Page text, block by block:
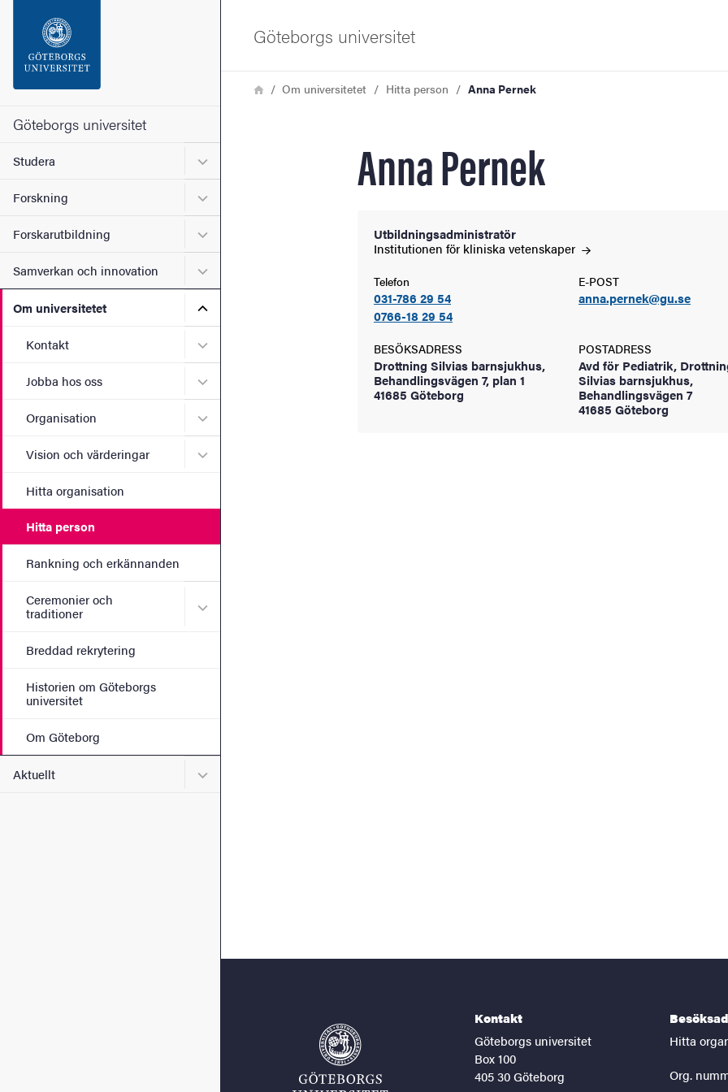
Sidfoten
Om webbplatsen
Göteborgs universitet
Studera Undermeny för Studera
Forskning Undermeny för Forskning
Forskarutbildning Undermeny för Forskarutbildning
Samverkan och innovation Undermeny för Samverkan och innovation
Om universitetet Undermeny för Om universitetet
Kontakt Undermeny för Kontakt
Jobba hos oss Undermeny för Jobba hos oss
Organisation Undermeny för Organisation
Vision och värderingar Undermeny för Vision och värderingar
Hitta organisation
Hitta person
Rankning och erkännanden
Ceremonier och
traditioner
Undermeny för Ceremonier och traditioner
Breddad rekrytering
Historien om Göteborgs
universitet
Om Göteborg
Aktuellt Undermeny för Aktuellt
Göteborgs universitet
LänkstigHemOm universitetet Hitta person Anna Pernek
Anna Pernek
Utbildningsadministratör
Institutionen för kliniska vetenskaper
Telefon
031-786 29 54
0766-18 29 54
E-POST
anna.pernek@gu.se
BESÖKSADRESS
Drottning Silvias barnsjukhus,
Behandlingsvägen 7, plan 1
41685 Göteborg
POSTADRESS
Avd för Pediatrik,
Silvias barnsjukhus,
Behandlingsvägen 7
41685 Göteborg
Kontakt
Göteborgs universitet
Box 100
405 30 Göteborg
Hitta
Org.